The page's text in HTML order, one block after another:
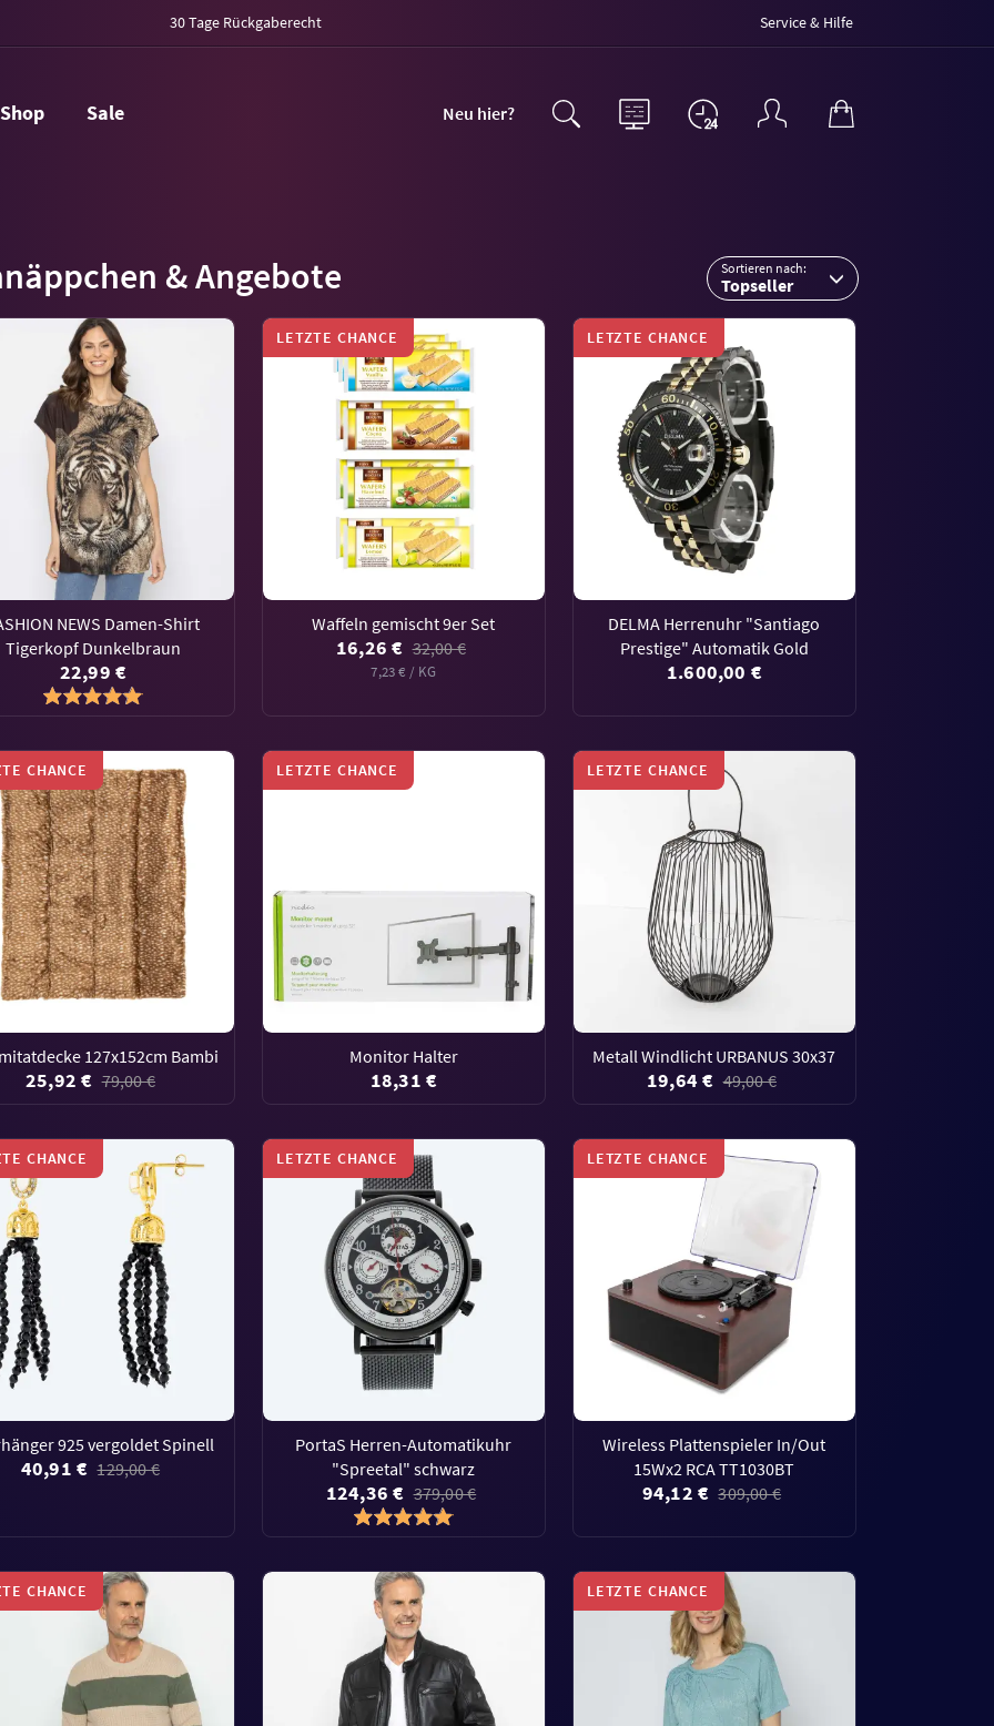
30 Tage Rückgaberecht Service & Hilfe
Shop Sale Neu hier?
& Angebote Sortieren nach:
Topseller
NEWS Damen-Shirt
Tigerkopf Dunkelbraun
22,99 €
LETZTE CHANCE
Waffeln gemischt 9er Set
16,26 € 32,00 €
7,23 € / KG
LETZTE CHANCE
DELMA Herrenuhr "Santiago
Prestige" Automatik Gold
1.600,00 €
CHANCE
127x152cm Bambi
25,92 € 79,00 €
LETZTE CHANCE
Monitor Halter
18,31 €
LETZTE CHANCE
Metall Windlicht URBANUS 30x37
19,64 € 49,00 €
CHANCE
925 vergoldet Spinell
40,91 € 129,00 €
LETZTE CHANCE
PortaS Herren-Automatikuhr
"Spreetal" schwarz
124,36 € 379,00 €
LETZTE CHANCE
Wireless Plattenspieler In/Out
15Wx2 RCA TT1030BT
94,12 € 309,00 €
CHANCE LETZTE CHANCE